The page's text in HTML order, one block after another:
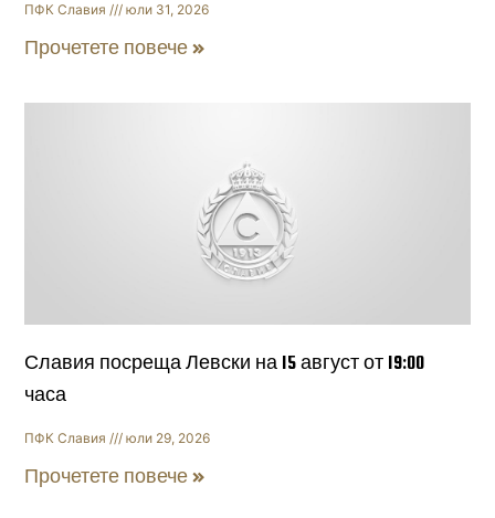
ПФК Славия юли 31, 2026
Прочетете повече »
Славия посреща Левски на 15 август от 19:00
часа
ПФК Славия юли 29, 2026
Прочетете повече »